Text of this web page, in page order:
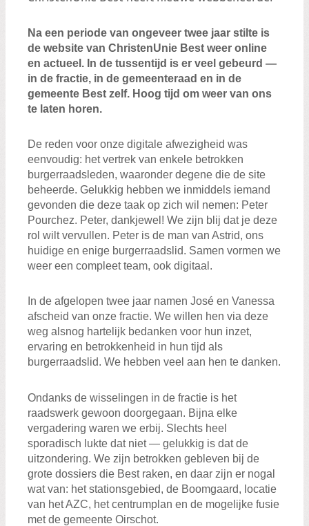
Na een periode van ongeveer twee jaar stilte is
de website van ChristenUnie Best weer online
en actueel. In de tussentijd is er veel gebeurd —
in de fractie, in de gemeenteraad en in de
gemeente Best zelf. Hoog tijd om weer van ons
te laten horen.
De reden voor onze digitale afwezigheid was
eenvoudig: het vertrek van enkele betrokken
burgerraadsleden, waaronder degene die de site
beheerde. Gelukkig hebben we inmiddels iemand
gevonden die deze taak op zich wil nemen: Peter
Pourchez. Peter, dankjewel! We zijn blij dat je deze
rol wilt vervullen. Peter is de man van Astrid, ons
huidige en enige burgerraadslid. Samen vormen we
weer een compleet team, ook digitaal.
In de afgelopen twee jaar namen José en Vanessa
afscheid van onze fractie. We willen hen via deze
weg alsnog hartelijk bedanken voor hun inzet,
ervaring en betrokkenheid in hun tijd als
burgerraadslid. We hebben veel aan hen te danken.
Ondanks de wisselingen in de fractie is het
raadswerk gewoon doorgegaan. Bijna elke
vergadering waren we erbij. Slechts heel
sporadisch lukte dat niet — gelukkig is dat de
uitzondering. We zijn betrokken gebleven bij de
grote dossiers die Best raken, en daar zijn er nogal
wat van: het stationsgebied, de Boomgaard, locatie
van het AZC, het centrumplan en de mogelijke fusie
met de gemeente Oirschot.